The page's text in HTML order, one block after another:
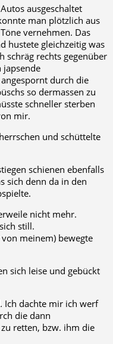
ausgeschaltet
man plötzlich aus
vernehmen. Das
hustete gleichzeitig was
schräg rechts gegenüber
japsende
durch die
so dermassen zu
schneller sterben
mir.
und schüttelte
schienen ebenfalls
sich denn da in den
nicht mehr.
still.
meinem) bewegte
sich leise und gebückt
Ich dachte mir ich werf
die dann
retten, bzw. ihm die